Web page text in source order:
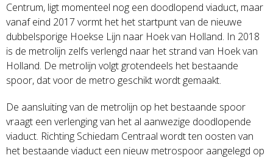
Centrum, ligt momenteel nog een doodlopend viaduct, maar
vanaf eind 2017 vormt het het startpunt van de nieuwe
dubbelsporige Hoekse Lijn naar Hoek van Holland. In 2018
is de metrolijn zelfs verlengd naar het strand van Hoek van
Holland. De metrolijn volgt grotendeels het bestaande
spoor, dat voor de metro geschikt wordt gemaakt.
De aansluiting van de metrolijn op het bestaande spoor
vraagt een verlenging van het al aanwezige doodlopende
viaduct. Richting Schiedam Centraal wordt ten oosten van
het bestaande viaduct een nieuw metrospoor aangelegd op